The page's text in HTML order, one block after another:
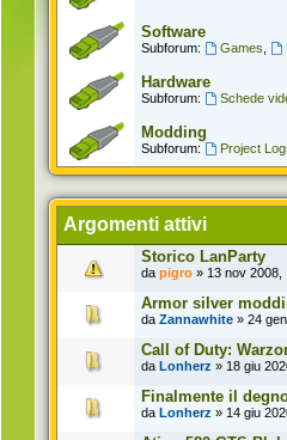
Software
Subforum: Games
Hardware
Subforum: Schede
Modding
Subforum: Project
Argomenti attivi
Storico LanParty
da pigro » 13 nov 2008,
Armor silver
da Zannawhite » 24
Call of Duty:
da Lonherz » 18 giu
Finalmente il
da Lonherz » 14 giu